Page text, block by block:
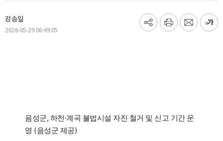
강승일
2026-05-29 06:49:05
기
프
메
글
음성군, 하천·계곡 불법시설 자진 철거 및 신고 기간 운
영 (음성군 제공)